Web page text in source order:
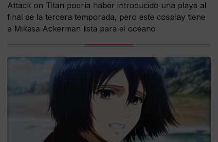
Attack on Titan podría haber introducido una playa al
final de la tercera temporada, pero este cosplay tiene
a Mikasa Ackerman lista para el océano